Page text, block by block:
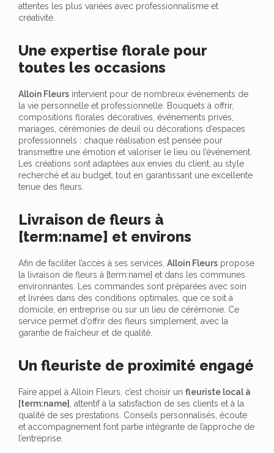
attentes les plus variées avec professionnalisme et
créativité.
Une expertise florale pour
toutes les occasions
Alloin Fleurs intervient pour de nombreux événements de
la vie personnelle et professionnelle. Bouquets à offrir,
compositions florales décoratives, événements privés,
mariages, cérémonies de deuil ou décorations d’espaces
professionnels : chaque réalisation est pensée pour
transmettre une émotion et valoriser le lieu ou l’événement.
Les créations sont adaptées aux envies du client, au style
recherché et au budget, tout en garantissant une excellente
tenue des fleurs.
Livraison de fleurs à
[term:name] et environs
Afin de faciliter l’accès à ses services, Alloin Fleurs propose
la livraison de fleurs à [term:name] et dans les communes
environnantes. Les commandes sont préparées avec soin
et livrées dans des conditions optimales, que ce soit à
domicile, en entreprise ou sur un lieu de cérémonie. Ce
service permet d’offrir des fleurs simplement, avec la
garantie de fraîcheur et de qualité.
Un fleuriste de proximité engagé
Faire appel à Alloin Fleurs, c’est choisir un fleuriste local à
[term:name]
, attentif à la satisfaction de ses clients et à la
qualité de ses prestations. Conseils personnalisés, écoute
et accompagnement font partie intégrante de l’approche de
l’entreprise.